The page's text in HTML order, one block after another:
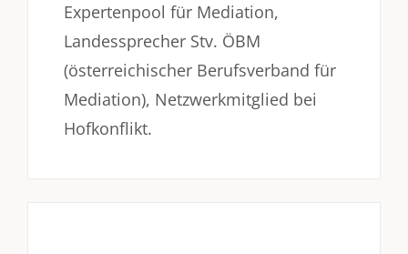
Expertenpool für Mediation,
Landessprecher Stv. ÖBM
(österreichischer Berufsverband für
Mediation), Netzwerkmitglied bei
Hofkonflikt.